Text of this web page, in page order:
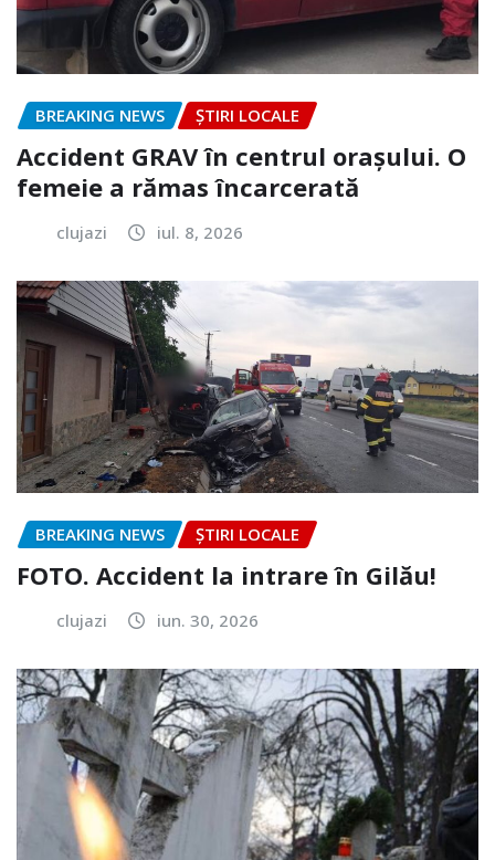
BREAKING NEWS ȘTIRI LOCALE
Accident GRAV în centrul orașului. O
femeie a rămas încarcerată
clujazi iul. 8, 2026
BREAKING NEWS ȘTIRI LOCALE
FOTO. Accident la intrare în Gilău!
clujazi iun. 30, 2026